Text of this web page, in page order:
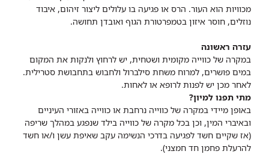
מכוויות הוא העור. הרס או פגיעה בו עלולים ליצור זיהום, איבוד
נוזלים, חוסר איזון בטמפרטורת הגוף ואובדן תחושה.
עזרה ראשונה
במקרה של כווייה מקומית ושטחית, יש לרחוץ ולנקות את המקום
במים פושרים, למרוח משחת סילברול ולחבוש בתחבושת סטרילית.
לאחר מכן יש לפנות לרופא או לאחות.
מתי תפנו למיון?
באופן מיידי במקרה של כווייה נרחבת או כווייה באזורי העיניים
ובאיברי המין, וכן בכל מקרה של כווייה בילד שנפגע במהלך שריפה
(אז שקיים חשד לפגיעה בדרכי הנשימה עקב שאיפת עשן ו/או חשד
להרעלת פחמן חד חמצני).